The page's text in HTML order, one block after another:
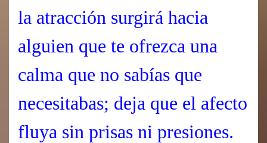
la atracción surgirá hacia
alguien que te ofrezca una
calma que no sabías que
necesitabas; deja que el afecto
fluya sin prisas ni presiones.